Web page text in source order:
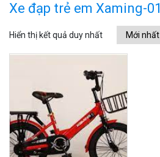
Xe đạp trẻ em Xaming-01
Hiển thị kết quả duy nhất